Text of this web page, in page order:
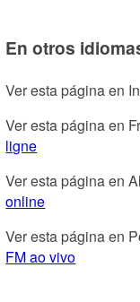
En otros
Ver esta página en
Ver esta página en
ligne
Ver esta página en
online
Ver esta página en
FM ao vivo